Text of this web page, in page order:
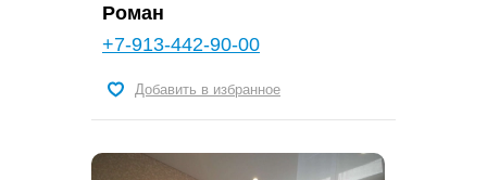
Роман
+7-913-442-90-00
Добавить в избранное